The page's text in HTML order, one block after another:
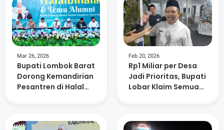
Mar 26, 2026
Bupati Lombok Barat
Dorong Kemandirian
Pesantren di Halal
Feb 20, 2026
Rp1 Miliar per Desa
Jadi Prioritas, Bupati
Lobar Klaim Semua